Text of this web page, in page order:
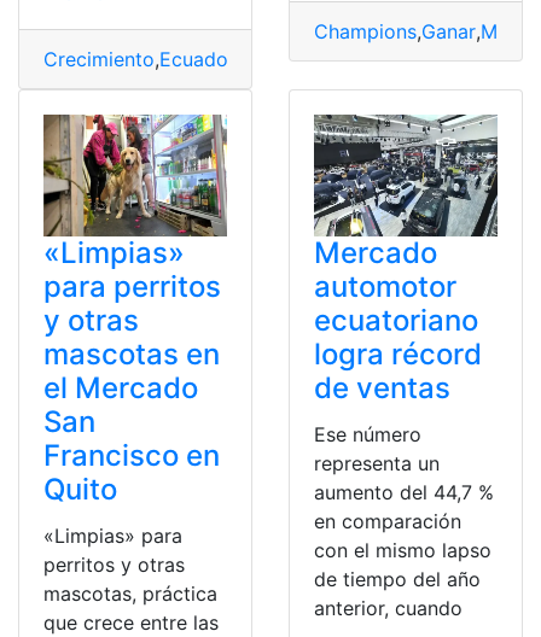
Crecimiento,Ecuador Eléctricos,histórico,Mercado,
Champions,Ganar,
«Limpias»
para perritos
y otras
mascotas en
el Mercado
San
Francisco en
Quito
«Limpias» para
perritos y otras
mascotas, práctica
que crece entre las
Mercado
automotor
ecuatoriano
logra récord
de ventas
Ese número
representa un
aumento del 44,7 %
en comparación
con el mismo lapso
de tiempo del año
anterior, cuando